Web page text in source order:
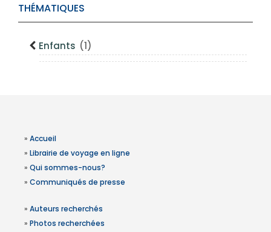
THÉMATIQUES
Enfants (1)
» Accueil
» Librairie de voyage en ligne
» Qui sommes-nous?
» Communiqués de presse
» Auteurs recherchés
» Photos recherchées